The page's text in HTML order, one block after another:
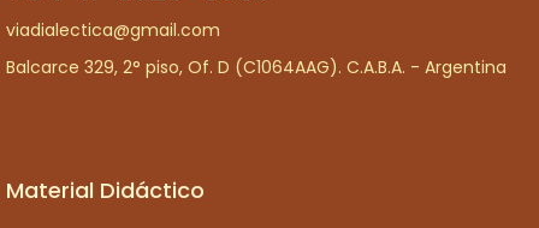
viadialectica@gmail.com
Balcarce 329, 2° piso, Of. D (C1064AAG). C.A.B.A. - Argentina
Material Didáctico